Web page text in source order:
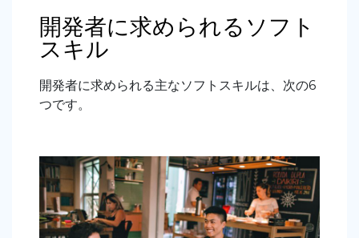
開発者に求められるソフト
スキル
開発者に求められる主なソフトスキルは、次の6
つです。